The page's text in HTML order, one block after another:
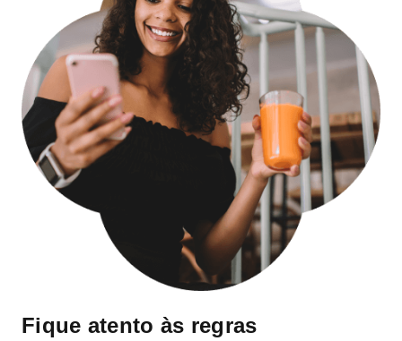
Fique atento às regras